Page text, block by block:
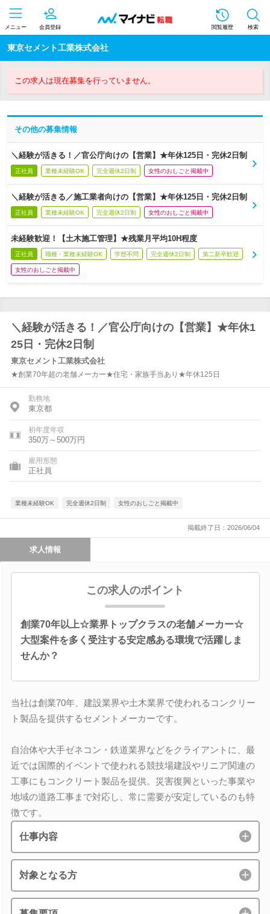
メニュー 会員登録 閲覧履歴 検索
東京セメント工業株式会社
この求人は現在募集を行っていません。
その他の募集情報
＼経験が活きる！／官公庁向けの【営業】★年休125日・完休2日制
正社員 業種未経験OK 完全週休2日制 女性のおしごと掲載中
＼経験が活きる／施工業者向けの【営業】★年休125日・完休2日制
正社員 業種未経験OK 完全週休2日制 女性のおしごと掲載中
未経験歓迎！【土木施工管理】★残業月平均10H程度
正社員 職種・業種未経験OK 学歴不問 完全週休2日制 第二新卒歓迎
女性のおしごと掲載中
＼経験が活きる！／官公庁向けの【営業】★年休1
25日・完休2日制
東京セメント工業株式会社
★創業70年超の老舗メーカー★住宅・家族手当あり★年休125日
勤務地
東京都
初年度年収
350万～500万円
雇用形態
正社員
業種未経験OK 完全週休2日制 女性のおしごと掲載中
掲載終了日：2026/06/04
求人情報
この求人のポイント
創業70年以上☆業界トップクラスの老舗メーカー☆
大型案件を多く受注する安定感ある環境で活躍しま
せんか？
当社は創業70年、建設業界や土木業界で使われるコンクリー
ト製品を提供するセメントメーカーです。
自治体や大手ゼネコン・鉄道業界などをクライアントに、最
近では国際的イベントで使われる競技場建設やリニア関連の
工事にもコンクリート製品を提供。災害復興といった事業や
地域の道路工事まで対応し、常に需要が安定しているのも特
徴です。
仕事内容
対象となる方